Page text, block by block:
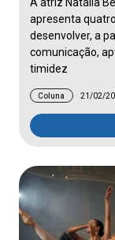
apresenta
desenvolver, a
comunicação,
timidez
Coluna 21/02/